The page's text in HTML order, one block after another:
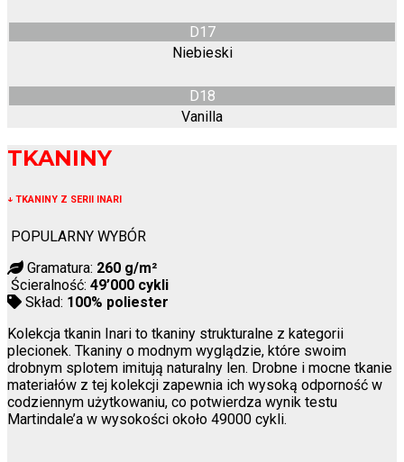
D17
Niebieski
D18
Vanilla
TKANINY
↓ TKANINY Z SERII INARI
POPULARNY WYBÓR
Gramatura: 260 g/m²
Ścieralność: 49’000 cykli
Skład: 100% poliester
Kolekcja tkanin Inari to tkaniny strukturalne z kategorii
plecionek. Tkaniny o modnym wyglądzie, które swoim
drobnym splotem imitują naturalny len. Drobne i mocne tkanie
materiałów z tej kolekcji zapewnia ich wysoką odporność w
codziennym użytkowaniu, co potwierdza wynik testu
Martindale’a w wysokości około 49000 cykli.